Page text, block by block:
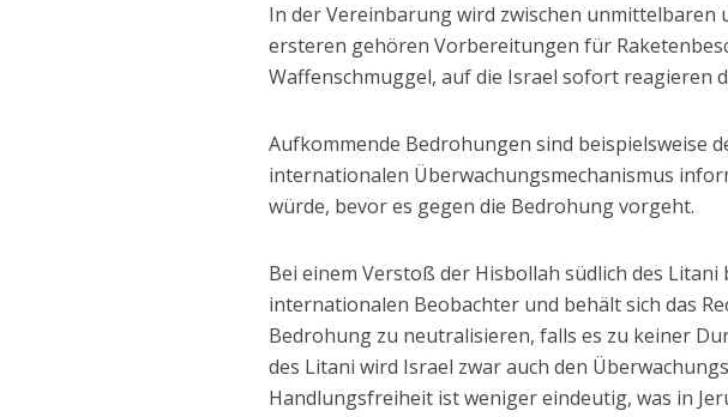
In der Vereinbarung wird zwischen unmittelbaren
ersteren gehören Vorbereitungen für
Waffenschmuggel, auf die Israel sofort reagieren
Aufkommende Bedrohungen sind beispielsweise
internationalen Überwachungsmechanismus
würde, bevor es gegen die Bedrohung vorgeht.
Bei einem Verstoß der Hisbollah südlich des
internationalen Beobachter und behält sich das
Bedrohung zu neutralisieren, falls es zu keiner
des Litani wird Israel zwar auch den
Handlungsfreiheit ist weniger eindeutig, was in